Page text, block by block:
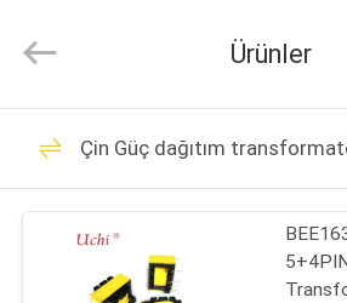
ÜRÜN:%
Electronics
Co.,Ltd.
Reserved.
Metal Oksit
Ürünler
Çin Güç dağıtım